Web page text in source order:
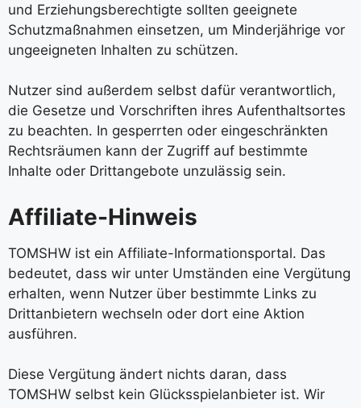
und Erziehungsberechtigte sollten geeignete
Schutzmaßnahmen einsetzen, um Minderjährige vor
ungeeigneten Inhalten zu schützen.
Nutzer sind außerdem selbst dafür verantwortlich,
die Gesetze und Vorschriften ihres Aufenthaltsortes
zu beachten. In gesperrten oder eingeschränkten
Rechtsräumen kann der Zugriff auf bestimmte
Inhalte oder Drittangebote unzulässig sein.
Affiliate-Hinweis
TOMSHW ist ein Affiliate-Informationsportal. Das
bedeutet, dass wir unter Umständen eine Vergütung
erhalten, wenn Nutzer über bestimmte Links zu
Drittanbietern wechseln oder dort eine Aktion
ausführen.
Diese Vergütung ändert nichts daran, dass
TOMSHW selbst kein Glücksspielanbieter ist. Wir